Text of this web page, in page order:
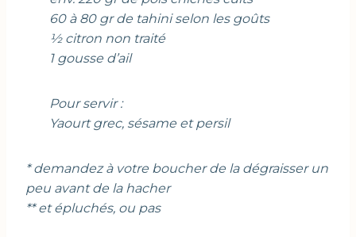
60 à 80 gr de tahini selon les goûts
½ citron non traité
1 gousse d’ail
Pour servir :
Yaourt grec, sésame et persil
* demandez à votre boucher de la dégraisser un
peu avant de la hacher
** et épluchés, ou pas